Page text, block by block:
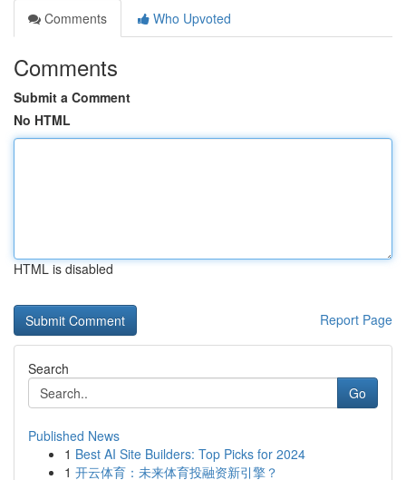
Comments
Who Upvoted
Comments
Submit a Comment
No HTML
HTML is disabled
Report Page
Search
Go
Published News
1 Best AI Site Builders: Top Picks for 2024
1 开云体育：未来体育投融资新引擎？